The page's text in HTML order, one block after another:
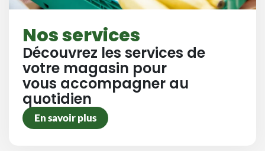
Nos services
Découvrez les services de
votre magasin pour
vous accompagner au
quotidien
En savoir plus